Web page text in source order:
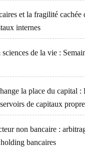
et la fragilité cachée
internes
sciences de la vie :
la place du capital :
de capitaux
non bancaire :
bancaires